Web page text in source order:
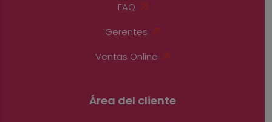
FAQ
Gerentes
Ventas Online
Área del cliente